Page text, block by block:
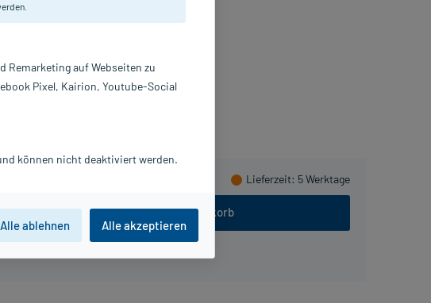
Lieferzeit: 5 Werktage
In den Warenkorb
Verband
Smith & Nephew GmbH
Remarketing auf Webseiten zu
Pixel, Kairion, Youtube-Social
können nicht deaktiviert werden.
Alle ablehnen Alle akzeptieren